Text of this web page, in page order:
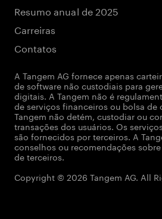
Resumo anual de 2025
Carreiras
Contatos
A Tangem AG fornece apenas
de software não custodiais para
digitais. A Tangem não é
de serviços financeiros ou bolsa de
Tangem não detém, custodiar ou
transações dos usuários. Os
são fornecidos por terceiros. A
conselhos ou recomendações
de terceiros.